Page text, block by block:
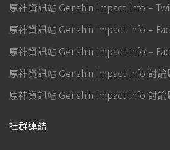
原神資訊站 Genshin Impact Info –
原神資訊站 Genshin Impact Info –
原神資訊站 Genshin Impact Info –
原神資訊站 Genshin Impact Info 討
原神資訊站 Genshin Impact Info 討論
社群連結